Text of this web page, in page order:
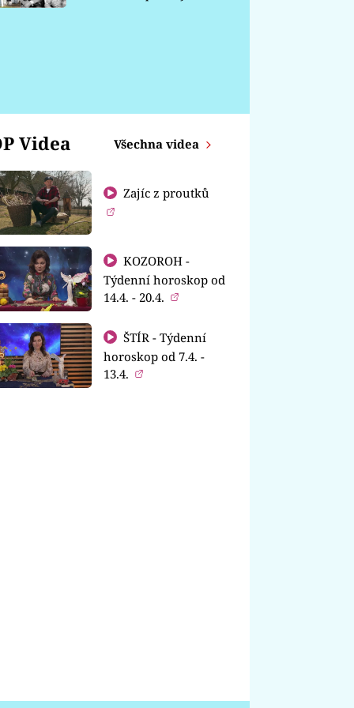
Videa Všechna videa
Zajíc z proutků
KOZOROH -
Týdenní horoskop od
14.4. - 20.4.
ŠTÍR - Týdenní
horoskop od 7.4. -
13.4.